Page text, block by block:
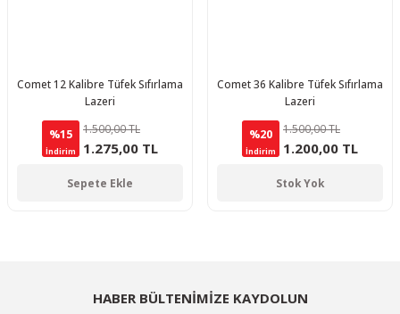
Comet 12 Kalibre Tüfek Sıfırlama
Lazeri
%15
İndirim
1.500,00 TL
1.275,00 TL
Sepete Ekle
Comet 36 Kalibre Tüfek Sıfırlama
Lazeri
%20
İndirim
1.500,00 TL
1.200,00 TL
Stok Yok
HABER BÜLTENİMİZE KAYDOLUN